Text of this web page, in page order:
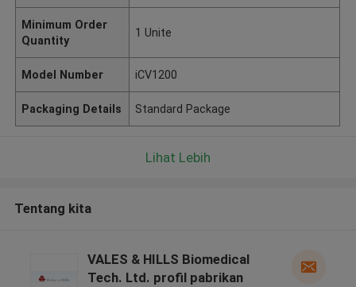
Minimum Order
Quantity
1 Unite
Model Number iCV1200
Packaging Details Standard Package
Lihat Lebih
Tentang kita
VALES & HILLS Biomedical
Tech. Ltd. profil pabrikan